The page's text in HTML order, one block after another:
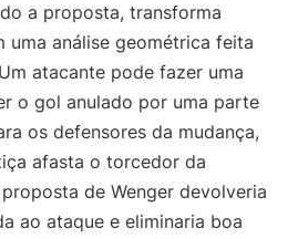
a proposta, transforma
uma análise geométrica feita
atacante pode fazer uma
o gol anulado por uma parte
os defensores da mudança,
afasta o torcedor da
de Wenger devolveria
ao ataque e eliminaria boa